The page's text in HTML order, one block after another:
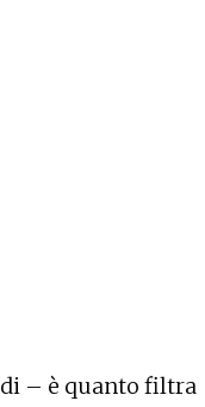
– è quanto filtra